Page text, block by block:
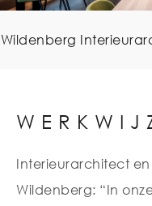
Wildenberg
Interieurarchitect
Wildenberg: “In